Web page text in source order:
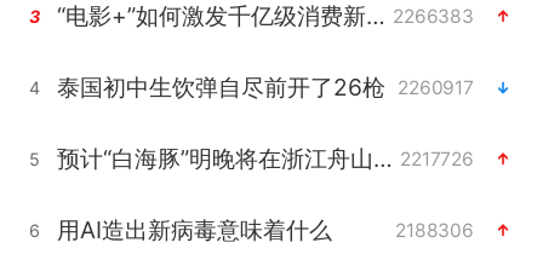
3 “电影+”如何激发千亿级消费新活力？ 2266383
4 泰国初中生饮弹自尽前开了26枪 2260917
5 预计“白海豚”明晚将在浙江舟山到福建福鼎一带沿海登陆 2217726
6 用AI造出新病毒意味着什么 2188306